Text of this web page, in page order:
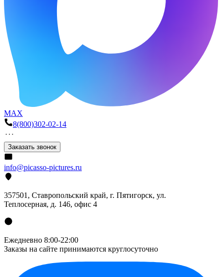
MAX
8(800)302-02-14
Заказать звонок
info@picasso-pictures.ru
357501, Ставропольский край, г. Пятигорск, ул.
Теплосерная, д. 146, офис 4
Ежедневно 8:00-22:00
Заказы на сайте принимаются круглосуточно